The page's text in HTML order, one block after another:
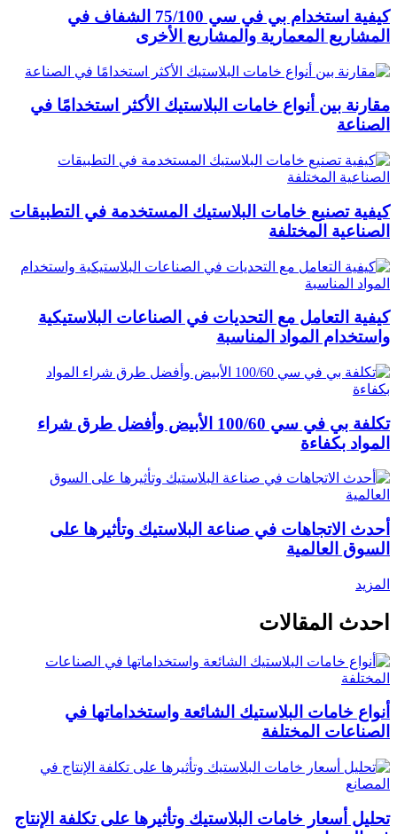
كيفية استخدام بي في سي 75/100 الشفاف في
المشاريع المعمارية والمشاريع الأخرى
مقارنة بين أنواع خامات البلاستيك الأكثر استخدامًا في
الصناعة
كيفية تصنيع خامات البلاستيك المستخدمة في التطبيقات
الصناعية المختلفة
كيفية التعامل مع التحديات في الصناعات البلاستيكية
واستخدام المواد المناسبة
تكلفة بي في سي 100/60 الأبيض وأفضل طرق شراء
المواد بكفاءة
أحدث الاتجاهات في صناعة البلاستيك وتأثيرها على
السوق العالمية
المزيد
احدث المقالات
أنواع خامات البلاستيك الشائعة واستخداماتها في
الصناعات المختلفة
تحليل أسعار خامات البلاستيك وتأثيرها على تكلفة الإنتاج